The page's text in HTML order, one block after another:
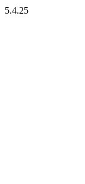
5.4.25